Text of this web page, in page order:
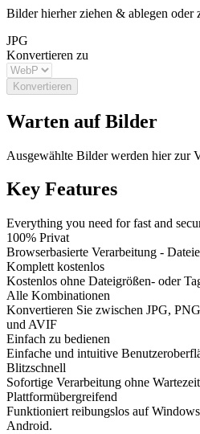
Bilder hierher ziehen & ablegen oder
JPG
Konvertieren zu
Konvertieren
Warten auf Bilder
Ausgewählte Bilder werden hier zur
Key Features
Everything you need for fast and
100% Privat
Browserbasierte Verarbeitung -
Komplett kostenlos
Kostenlos ohne Dateigrößen- oder
Alle Kombinationen
Konvertieren Sie zwischen JPG,
und AVIF
Einfach zu bedienen
Einfache und intuitive
Blitzschnell
Sofortige Verarbeitung ohne
Plattformübergreifend
Funktioniert reibungslos auf
Android.